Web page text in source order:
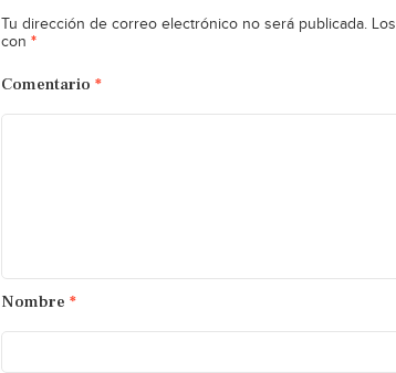
Tu dirección de correo electrónico no será publicada.
con *
Comentario *
Nombre *